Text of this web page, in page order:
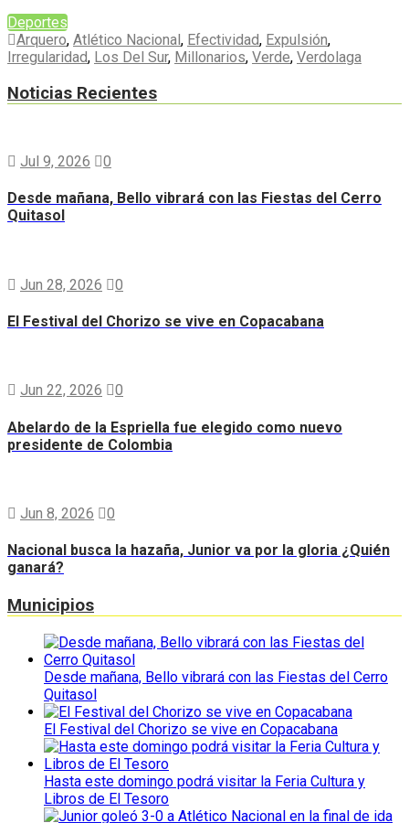
Deportes
Arquero, Atlético Nacional, Efectividad, Expulsión,
Irregularidad, Los Del Sur, Millonarios, Verde, Verdolaga
Noticias Recientes
Jul 9, 2026 0
Desde mañana, Bello vibrará con las Fiestas del Cerro
Quitasol
Jun 28, 2026 0
El Festival del Chorizo se vive en Copacabana
Jun 22, 2026 0
Abelardo de la Espriella fue elegido como nuevo
presidente de Colombia
Jun 8, 2026 0
Nacional busca la hazaña, Junior va por la gloria ¿Quién
ganará?
Municipios
Desde mañana, Bello vibrará con las Fiestas del Cerro
Quitasol
El Festival del Chorizo se vive en Copacabana
Hasta este domingo podrá visitar la Feria Cultura y
Libros de El Tesoro